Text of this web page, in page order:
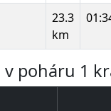
23.3
km
v poháru 1